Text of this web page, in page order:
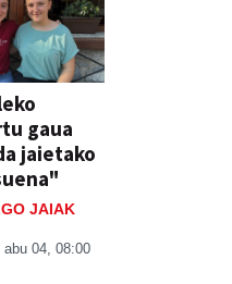
gaua
jaietako
JAIAK
abu 04, 08:00